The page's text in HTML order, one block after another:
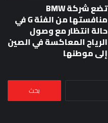
تضع شركة BMW
منافستها من الفئة G في
حالة انتظار مع وصول
الرياح المعاكسة في الصين
إلى موطنها
البحث